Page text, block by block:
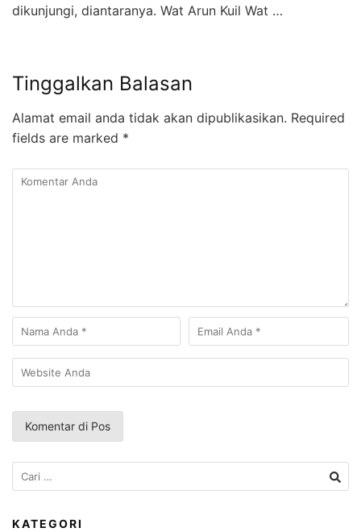
dikunjungi, diantaranya. Wat Arun Kuil Wat …
Tinggalkan Balasan
Alamat email anda tidak akan dipublikasikan. Required
fields are marked *
Cari
untuk:
KATEGORI